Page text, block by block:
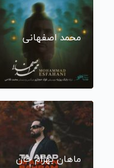
محمد اصفهانی
ماهان بهرام خان